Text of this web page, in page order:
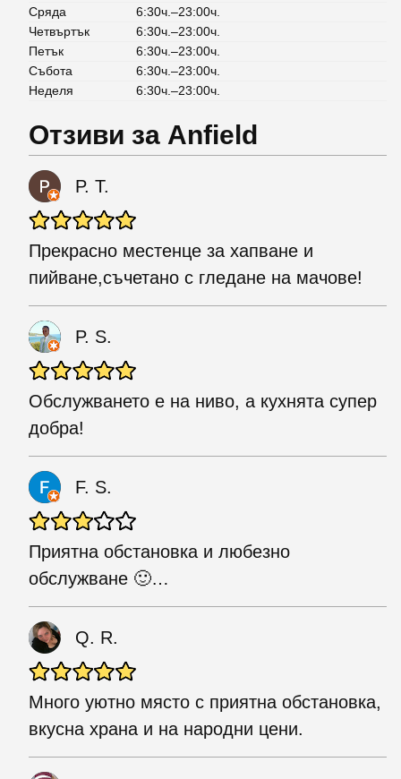
Сряда
6:30ч.–23:00ч.
Четвъртък
6:30ч.–23:00ч.
Петък
6:30ч.–23:00ч.
Събота
6:30ч.–23:00ч.
Неделя
6:30ч.–23:00ч.
Отзиви за Anfield
P. T.
Прекрасно местенце за хапване и
пийване,съчетано с гледане на мачове!
P. S.
Обслужването е на ниво, а кухнята супер
добра!
F. S.
Приятна обстановка и любезно
обслужване 🙂…
Q. R.
Много уютно място с приятна обстановка,
вкусна храна и на народни цени.